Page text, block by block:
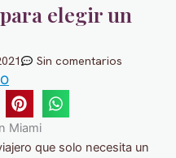
elegir un
Sin comentarios
que solo necesita un